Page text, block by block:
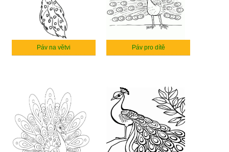
Páv na větvi Páv pro dítě